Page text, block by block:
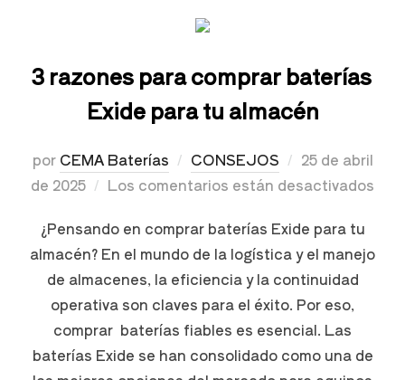
3 razones para comprar baterías
Exide para tu almacén
por CEMA Baterías CONSEJOS
25 de abril
de 2025
Los comentarios están desactivados
¿Pensando en comprar baterías Exide para tu
almacén? En el mundo de la logística y el manejo
de almacenes, la eficiencia y la continuidad
operativa son claves para el éxito. Por eso,
comprar baterías fiables es esencial. Las
baterías Exide se han consolidado como una de